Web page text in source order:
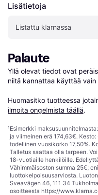
Lisätietoja
Listattu klarnassa
Palaute
Yllä olevat tiedot ovat
niitä kannattaa käyttää vain
Huomasitko tuotteessa
ilmoita ongelmista täällä.
¹Esimerkki
ja viimeinen erä 174,63€.
todellinen vuosikorko 17,50%.
Talletus saattaa olla tarpeen.
18-vuotiaille henkilöille.
Vähimmäisoston summa 25€;
luottokelpoisuusarviosta.
Sveavägen 46, 111 34
osoitteesta https://